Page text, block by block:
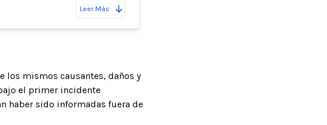
Leer Más
los mismos causantes, daños y
el primer incidente
haber sido informadas fuera de